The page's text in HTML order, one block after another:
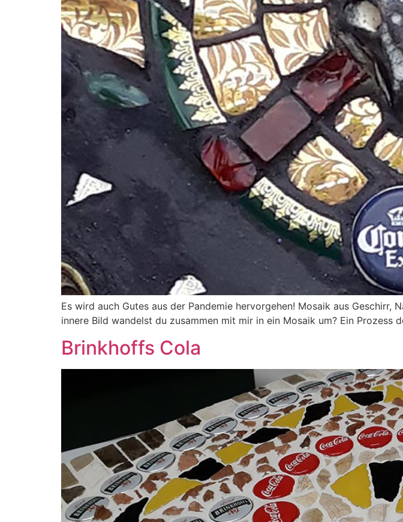
Es wird auch Gutes aus der Pandemie hervorgehen! Mosaik aus
innere Bild wandelst du zusammen mit mir in ein Mosaik um? Ein
Brinkhoffs Cola